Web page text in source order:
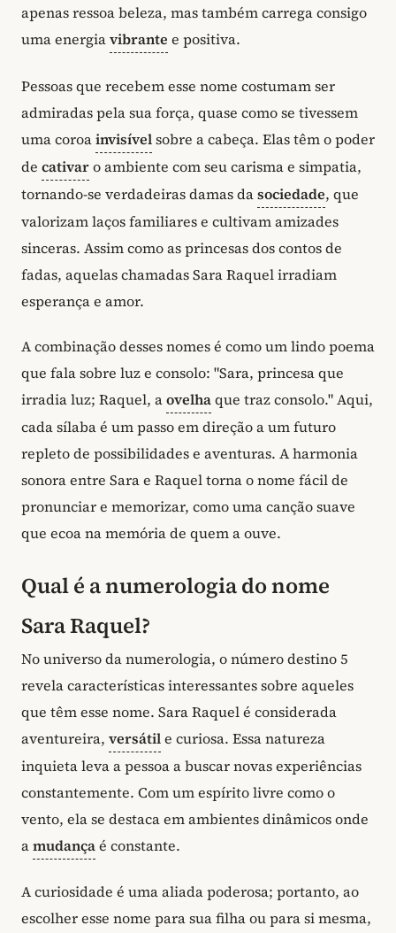
apenas ressoa beleza, mas também carrega consigo
uma energiavibrante e positiva.
Pessoas que recebem esse nome costumam ser
admiradas pela sua força, quase como se tivessem
uma coroainvisívelsobre a cabeça. Elas têm o poder
de cativaro ambiente com seu carisma e simpatia,
tornando-se verdadeiras damas dasociedade, que
valorizam laços familiares e cultivam amizades
sinceras. Assim como as princesas dos contos de
fadas, aquelas chamadas Sara Raquel irradiam
esperança e amor.
A combinação desses nomes é como um lindo poema
que fala sobre luz e consolo: "Sara, princesa que
irradia luz; Raquel, aovelhaque traz consolo." Aqui,
cada sílaba é um passo em direção a um futuro
repleto de possibilidades e aventuras. A harmonia
sonora entre Sara e Raquel torna o nome fácil de
pronunciar e memorizar, como uma canção suave
que ecoa na memória de quem a ouve.
Qual é a numerologia do nome
Sara Raquel?
No universo da numerologia, o número destino 5
revela características interessantes sobre aqueles
que têm esse nome. Sara Raquel é considerada
aventureira, versátile curiosa. Essa natureza
inquieta leva a pessoa a buscar novas experiências
constantemente. Com um espírito livre como o
vento, ela se destaca em ambientes dinâmicos onde
amudançaé constante.
A curiosidade é uma aliada poderosa; portanto, ao
escolher esse nome para sua filha ou para si mesma,